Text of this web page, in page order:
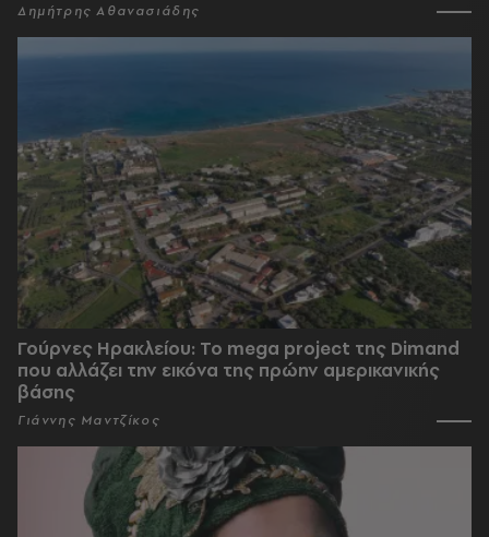
Δημήτρης Αθανασιάδης
Γούρνες Ηρακλείου: To mega project της Dimand
που αλλάζει την εικόνα της πρώην αμερικανικής
βάσης
Γιάννης Μαντζίκος